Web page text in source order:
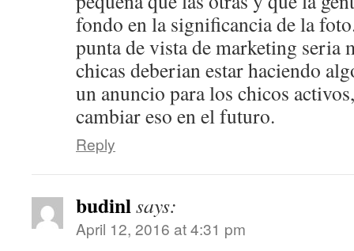
fondo en la significancia de la
punta de vista de marketing seria
chicas deberian estar haciendo
un anuncio para los chicos
cambiar eso en el futuro.
Reply
budinlsays:
April 12, 2016 at 4:31 pm